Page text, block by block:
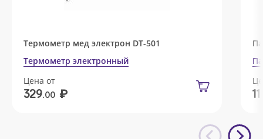
Термометр мед электрон DT-501
Термометр электронный
Цена от
329.00 ₽ 11